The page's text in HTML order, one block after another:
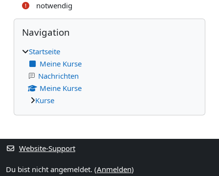
notwendig
Blöcke
Navigation überspringen
Navigation
Startseite
Meine Kurse
Nachrichten
Meine Kurse
Kurse
Ergänzungsblöcke
Website-Support
Du bist nicht angemeldet. (Anmelden)